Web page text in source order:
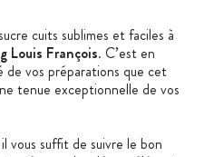
cuits sublimes et faciles à
Louis François. C’est en
de vos préparations que cet
tenue exceptionnelle de vos
vous suffit de suivre le bon